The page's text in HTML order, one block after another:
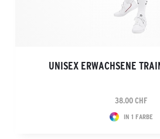
UNISEX ERWACHSENE
38.00 CHF
IN 1 FARBE